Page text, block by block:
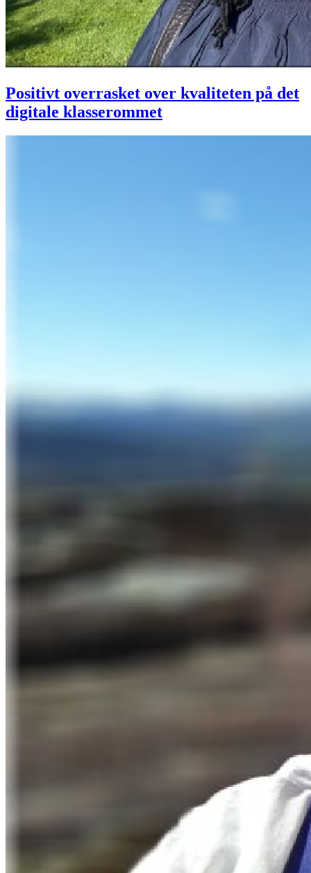
Positivt overrasket over kvaliteten på det
digitale klasserommet